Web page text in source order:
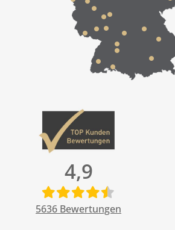
4,9
5636 Bewertungen